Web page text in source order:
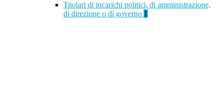
Titolari di incarichi politici, di amministrazione,
di direzione o di governo 1